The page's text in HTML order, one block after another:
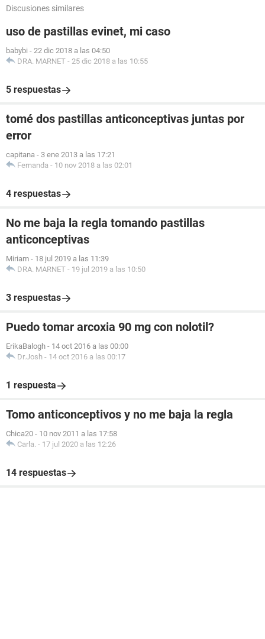
Discusiones similares
uso de pastillas evinet, mi caso
babybi - 22 dic 2018 a las 04:50
DRA. MARNET - 25 dic 2018 a las 10:55
5 respuestas
tomé dos pastillas anticonceptivas juntas por
error
capitana - 3 ene 2013 a las 17:21
Fernanda - 10 nov 2018 a las 02:01
4 respuestas
No me baja la regla tomando pastillas
anticonceptivas
Miriam - 18 jul 2019 a las 11:39
DRA. MARNET - 19 jul 2019 a las 10:50
3 respuestas
Puedo tomar arcoxia 90 mg con nolotil?
ErikaBalogh - 14 oct 2016 a las 00:00
Dr.Josh - 14 oct 2016 a las 00:17
1 respuesta
Tomo anticonceptivos y no me baja la regla
Chica20 - 10 nov 2011 a las 17:58
Carla. - 17 jul 2020 a las 12:26
14 respuestas